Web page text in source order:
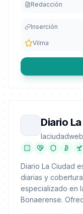
Redacción
Inserción
Vilma
Diario
Diario La Ciudad
diarias y
especializado en
Bonaerense.